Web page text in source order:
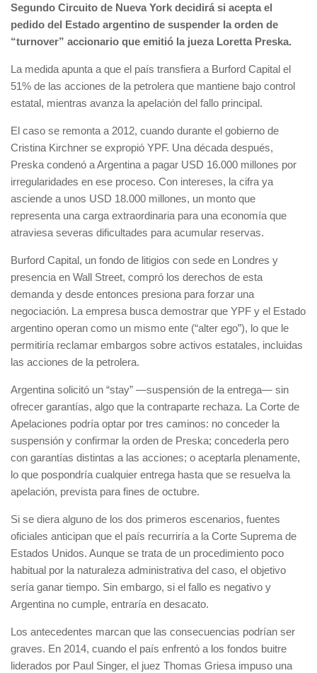
Segundo Circuito de Nueva York decidirá si acepta el
pedido del Estado argentino de suspender la orden de
“turnover” accionario que emitió la jueza Loretta Preska.
La medida apunta a que el país transfiera a Burford Capital el
51% de las acciones de la petrolera que mantiene bajo control
estatal, mientras avanza la apelación del fallo principal.
El caso se remonta a 2012, cuando durante el gobierno de
Cristina Kirchner se expropió YPF. Una década después,
Preska condenó a Argentina a pagar USD 16.000 millones por
irregularidades en ese proceso. Con intereses, la cifra ya
asciende a unos USD 18.000 millones, un monto que
representa una carga extraordinaria para una economía que
atraviesa severas dificultades para acumular reservas.
Burford Capital, un fondo de litigios con sede en Londres y
presencia en Wall Street, compró los derechos de esta
demanda y desde entonces presiona para forzar una
negociación. La empresa busca demostrar que YPF y el Estado
argentino operan como un mismo ente (“alter ego”), lo que le
permitiría reclamar embargos sobre activos estatales, incluidas
las acciones de la petrolera.
Argentina solicitó un “stay” —suspensión de la entrega— sin
ofrecer garantías, algo que la contraparte rechaza. La Corte de
Apelaciones podría optar por tres caminos: no conceder la
suspensión y confirmar la orden de Preska; concederla pero
con garantías distintas a las acciones; o aceptarla plenamente,
lo que pospondría cualquier entrega hasta que se resuelva la
apelación, prevista para fines de octubre.
Si se diera alguno de los dos primeros escenarios, fuentes
oficiales anticipan que el país recurriría a la Corte Suprema de
Estados Unidos. Aunque se trata de un procedimiento poco
habitual por la naturaleza administrativa del caso, el objetivo
sería ganar tiempo. Sin embargo, si el fallo es negativo y
Argentina no cumple, entraría en desacato.
Los antecedentes marcan que las consecuencias podrían ser
graves. En 2014, cuando el país enfrentó a los fondos buitre
liderados por Paul Singer, el juez Thomas Griesa impuso una